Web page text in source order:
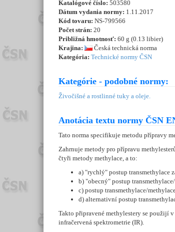
Katalógové číslo: 503580
Dátum vydania normy: 1.11.2017
Kód tovaru: NS-799566
Počet strán: 20
Približná hmotnosť: 60 g (0.13 libier)
Krajina:
Česká technická norma
Kategória: Technické normy ČSN
Kategórie - podobné normy:
Živočišné a rostlinné tuky a oleje.
Anotácia textu normy ČSN
Tato norma specifikuje metodu přípravy
Zahrnuje metody pro přípravu
čtyři metody methylace, a to:
a) "rychlý" postup transmethylace
b) "obecný" postup
c) postup transmethylace/
d) alternativní postup
Takto připravené methylestery se použijí
infračervená spektrometrie (IR).